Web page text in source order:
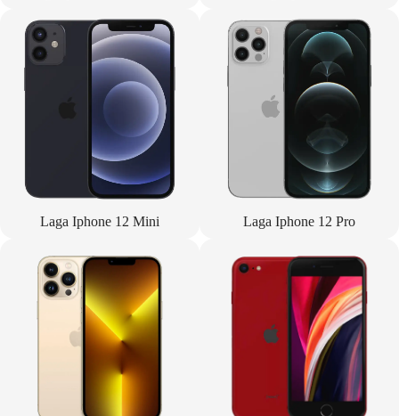
Laga Iphone 12 Mini Laga Iphone 12 Pro